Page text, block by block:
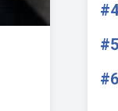
#4
#5
#6